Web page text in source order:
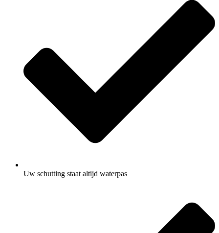
Uw schutting staat altijd waterpas